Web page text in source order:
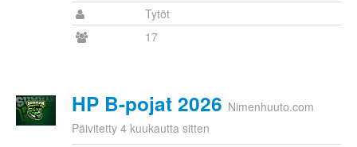
Tytöt
17
HP B-pojat 2026 Nimenhuuto.com
Päivitetty 4 kuukautta sitten